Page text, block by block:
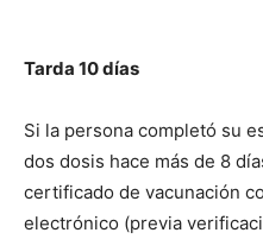
Tarda 10 días
Si la persona completó su
dos dosis hace más de 8
certificado de vacunación
electrónico (previa